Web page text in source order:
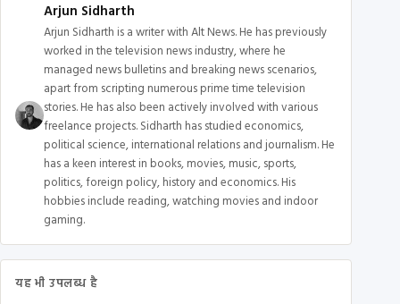
Arjun Sidharth
Arjun Sidharth is a writer with Alt News. He has previously
worked in the television news industry, where he
managed news bulletins and breaking news scenarios,
apart from scripting numerous prime time television
stories. He has also been actively involved with various
freelance projects. Sidharth has studied economics,
political science, international relations and journalism. He
has a keen interest in books, movies, music, sports,
politics, foreign policy, history and economics. His
hobbies include reading, watching movies and indoor
gaming.
यह भी उपलब्ध है